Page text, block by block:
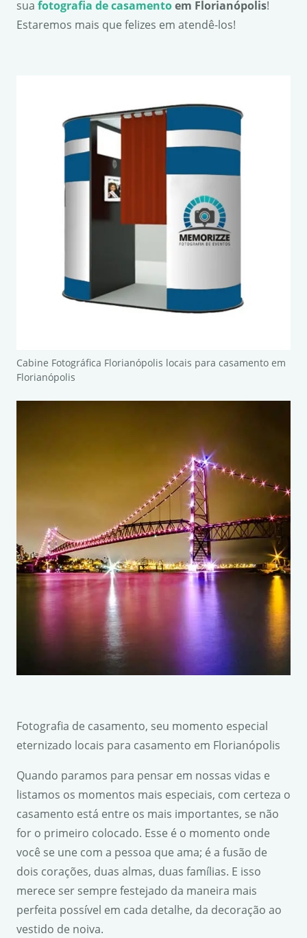
sua fotografia de casamentoem Florianópolis!
Estaremos mais que felizes em atendê-los!
Cabine Fotográfica Florianópolis locais para casamento em
Florianópolis
Fotografia de casamento, seu momento especial
eternizado locais para casamento em Florianópolis
Quando paramos para pensar em nossas vidas e
listamos os momentos mais especiais, com certeza o
casamento está entre os mais importantes, se não
for o primeiro colocado. Esse é o momento onde
você se une com a pessoa que ama; é a fusão de
dois corações, duas almas, duas famílias. E isso
merece ser sempre festejado da maneira mais
perfeita possível em cada detalhe, da decoração ao
vestido de noiva.